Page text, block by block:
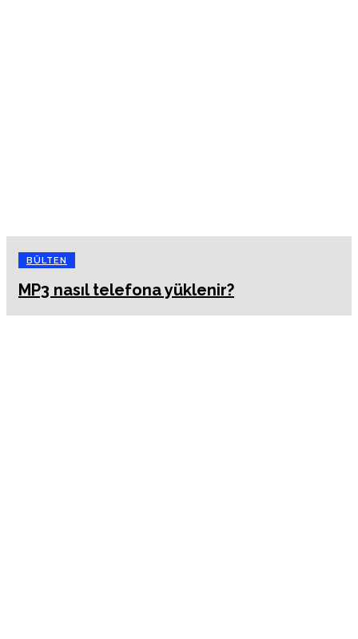
BÜLTEN
MP3 nasıl telefona yüklenir?